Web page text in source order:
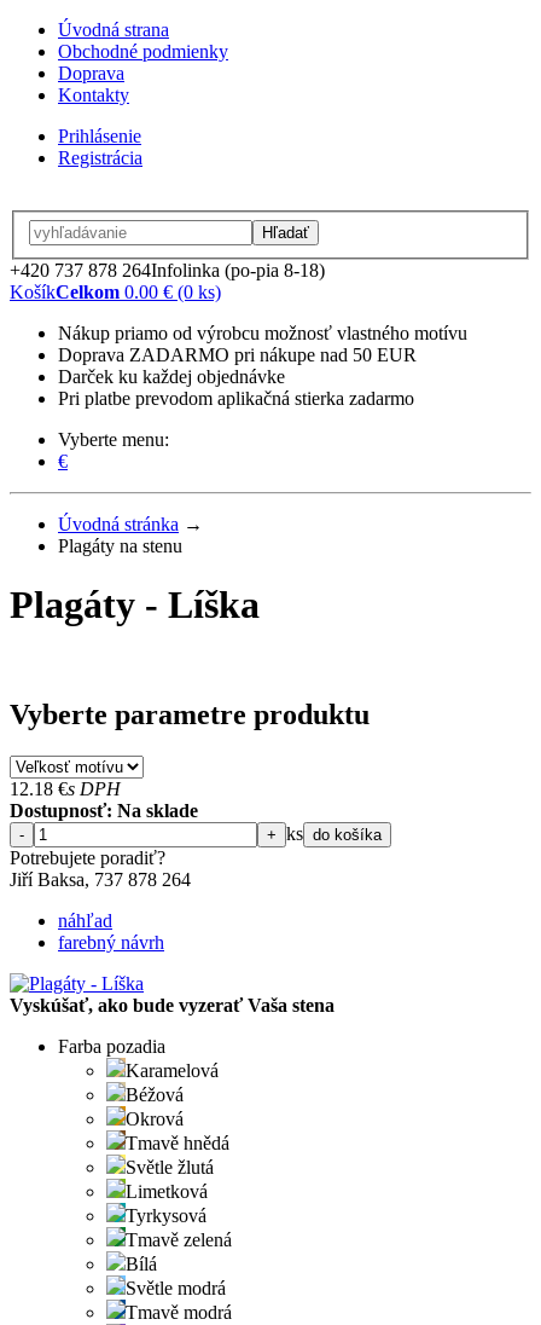
Úvodná strana
Obchodné podmienky
Doprava
Kontakty
Prihlásenie
Registrácia
Hľadať
+420 737 878 264Infolinka (po-pia 8-18)
KošíkCelkom 0.00 € (0 ks)
Nákup priamo od výrobcu možnosť vlastného motívu
Doprava ZADARMO pri nákupe nad 50 EUR
Darček ku každej objednávke
Pri platbe prevodom aplikačná stierka zadarmo
Vyberte menu:
€
Úvodná stránka →
Plagáty na stenu
Plagáty - Líška
Vyberte parametre produktu
12.18 €s DPH
Dostupnosť: Na sklade
- + ks do košíka
Potrebujete poradiť?
Jiří Baksa, 737 878 ​​264
náhľad
farebný návrh
Vyskúšať, ako bude vyzerať Vaša stena
Farba pozadia
Karamelová
Béžová
Okrová
Tmavě hnědá
Světle žlutá
Limetková
Tyrkysová
Tmavě zelená
Bílá
Světle modrá
Tmavě modrá